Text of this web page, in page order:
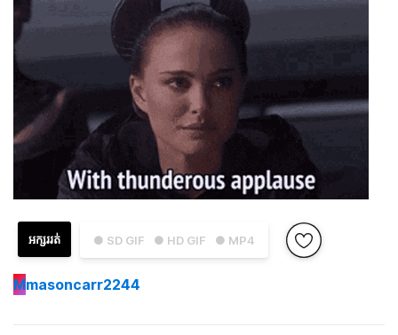
● SD GIF ● HD GIF ● MP4
អក្សររត់
Mmasoncarr2244